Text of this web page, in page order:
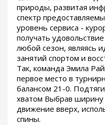
природы, развитая
спектр
уровень сервиса -
получать
любой сезон, являясь
занятий спортом и
Так, команда Эмила
первое место в
балансом 21-0.
хватом Выбрав ширину
движение вверх,
спины.